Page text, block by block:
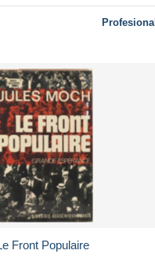
Profesional
Front Populaire